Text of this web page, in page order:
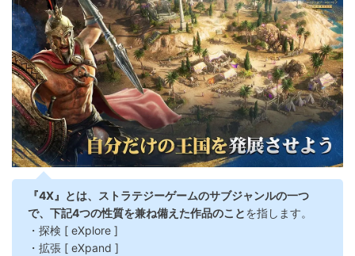
『4X』とは、ストラテジーゲームのサブジャンルの一つ
で、下記4つの性質を兼ね備えた作品のことを指します。
・探検 [ eXplore ]
・拡張 [ eXpand ]